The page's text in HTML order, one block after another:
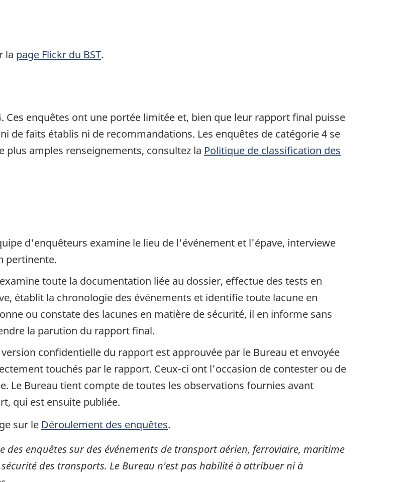
la page Flickr du BST.
Ces enquêtes ont une portée limitée et, bien que leur rapport final puisse
de faits établis ni de recommandations. Les enquêtes de catégorie 4 se
plus amples renseignements, consultez la Politique de classification des
d'enquêteurs examine le lieu de l'événement et l'épave, interviewe
pertinente.
examine toute la documentation liée au dossier, effectue des tests en
établit la chronologie des événements et identifie toute lacune en
ou constate des lacunes en matière de sécurité, il en informe sans
la parution du rapport final.
confidentielle du rapport est approuvée par le Bureau et envoyée
touchés par le rapport. Ceux-ci ont l'occasion de contester ou de
Bureau tient compte de toutes les observations fournies avant
qui est ensuite publiée.
sur le Déroulement des enquêtes.
des enquêtes sur des événements de transport aérien, ferroviaire, maritime
des transports. Le Bureau n'est pas habilité à attribuer ni à